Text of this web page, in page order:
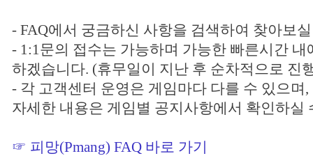
- FAQ에서 궁금하신 사항을 검색하여 찾아보
- 1:1문의 접수는 가능하며 가능한 빠른시간
하겠습니다. (휴무일이 지난 후 순차적으로 진
- 각 고객센터 운영은 게임마다 다를 수 있으며,
자세한 내용은 게임별 공지사항에서 확인하실
☞ 피망(Pmang) FAQ 바로 가기